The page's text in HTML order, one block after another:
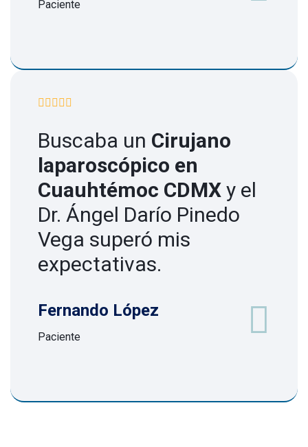
Paciente
Buscaba un Cirujano
laparoscópico en
Cuauhtémoc CDMX y el
Dr. Ángel Darío Pinedo
Vega superó mis
expectativas.
Fernando López
Paciente